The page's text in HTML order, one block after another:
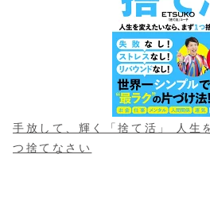
手放して、輝く「捨て活」 人生
つ捨てなさい